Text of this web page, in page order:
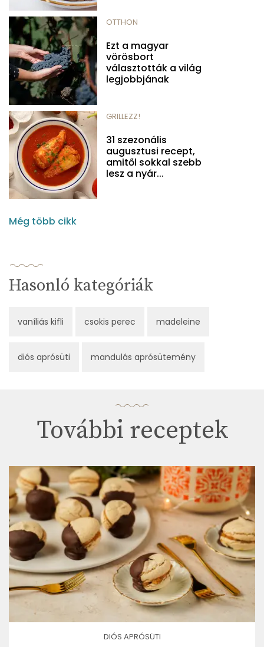
OTTHON
Ezt a magyar
vörösbort
választották a világ
legjobbjának
GRILLEZZ!
31 szezonális
augusztusi recept,
amitől sokkal szebb
lesz a nyár...
Még több cikk
Hasonló kategóriák
vaníliás kifli csokis perec madeleine
diós aprósüti mandulás aprósütemény
További receptek
DIÓS APRÓSÜTI